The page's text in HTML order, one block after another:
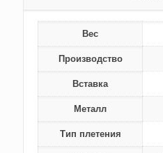
Вес
Производство
Вставка
Металл
Тип плетения